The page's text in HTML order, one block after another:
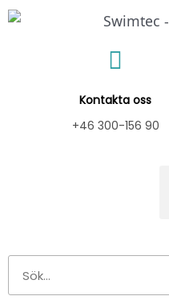
Hoppa
Kontakta oss
+46 300-156 90